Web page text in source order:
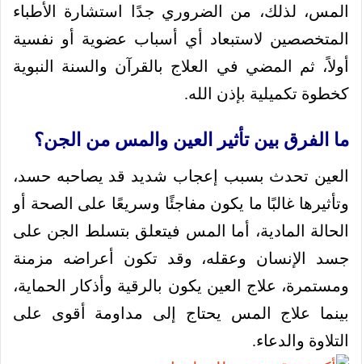
المس، لذلك، من الضروري جدًا استشارة الأطباء
المتخصصين لاستبعاد أي أسباب عضوية أو نفسية
أولاً، ثم المضي في العلاج بالقرآن والسنة النبوية
كخطوة تكميلية بإذن الله.
ما الفرق بين تأثير العين والمس من الجن؟
العين تحدث بسبب إعجاب شديد قد يصاحبه حسد،
وتأثيرها غالبًا ما يكون مفاجئًا وسريعًا على الصحة أو
الحالة المادية، أما المس فيتعلق بتسلط الجن على
جسد الإنسان وعقله، وقد تكون أعراضه مزمنة
ومستمرة، علاج العين يكون بالرقية وأذكار الحماية،
بينما علاج المس يحتاج إلى مداومة أقوى على
التلاوة والدعاء.